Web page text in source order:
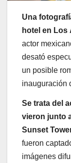
Una
hotel en Los
actor
desató
un posible
inauguración
Se trata del
vieron junto
Sunset
fueron
imágenes